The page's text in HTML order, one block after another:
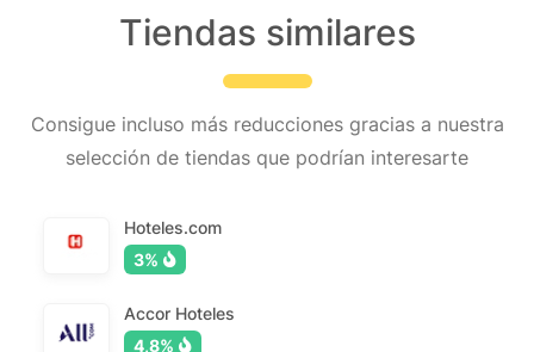
Tiendas similares
Consigue incluso más reducciones gracias a nuestra
selección de tiendas que podrían interesarte
Hoteles.com
3%
Accor Hoteles
4,8%